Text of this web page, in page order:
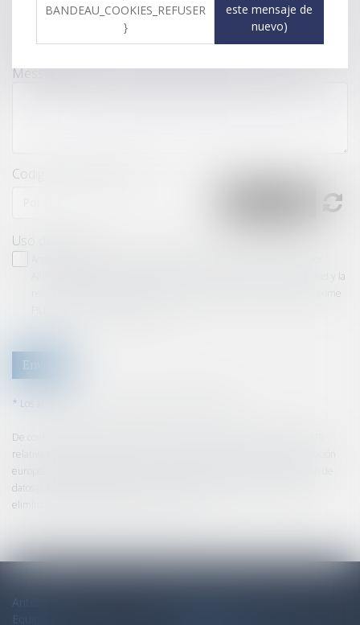
Message
Codigo de verificacion
Uso de datos
ANTELIS GARCIA y el anfitrión de este sitio como parte de mi solicitud y la
relación con ANTELIS GARCIA y / o ANNUAIRE_CIVILITE_MAITRE Maxime
Enviar
* Los ambitos suguido de un asterisco son obligatorias
De conformidad con la ley enmendada n ° 78-17 del 6 de enero de 1978
relativa a las computadoras, los archivos y las libertades, y la reglamentación
europea 2016/679, conocida como el Reglamento general de protección de
datos (GDPR), usted tiene acceso a un derecho de acceso, rectificación,
eliminación de información que le concierne.
Antélis
Equipo
BANDEAU_COOKIES_REFUSER
}
este mensaje de
nuevo)